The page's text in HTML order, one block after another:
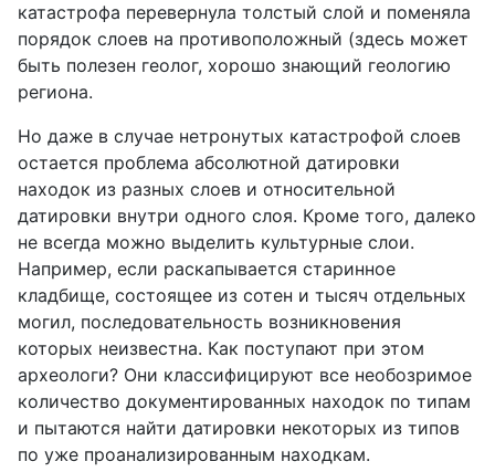
катастрофа перевернула толстый слой и поменяла
порядок слоев на противоположный (здесь может
быть полезен геолог, хорошо знающий геологию
региона.
Но даже в случае нетронутых катастрофой слоев
остается проблема абсолютной датировки
находок из разных слоев и относительной
датировки внутри одного слоя. Кроме того, далеко
не всегда можно выделить культурные слои.
Например, если раскапывается старинное
кладбище, состоящее из сотен и тысяч отдельных
могил, последовательность возникновения
которых неизвестна. Как поступают при этом
археологи? Они классифицируют все необозримое
количество документированных находок по типам
и пытаются найти датировки некоторых из типов
по уже проанализированным находкам.